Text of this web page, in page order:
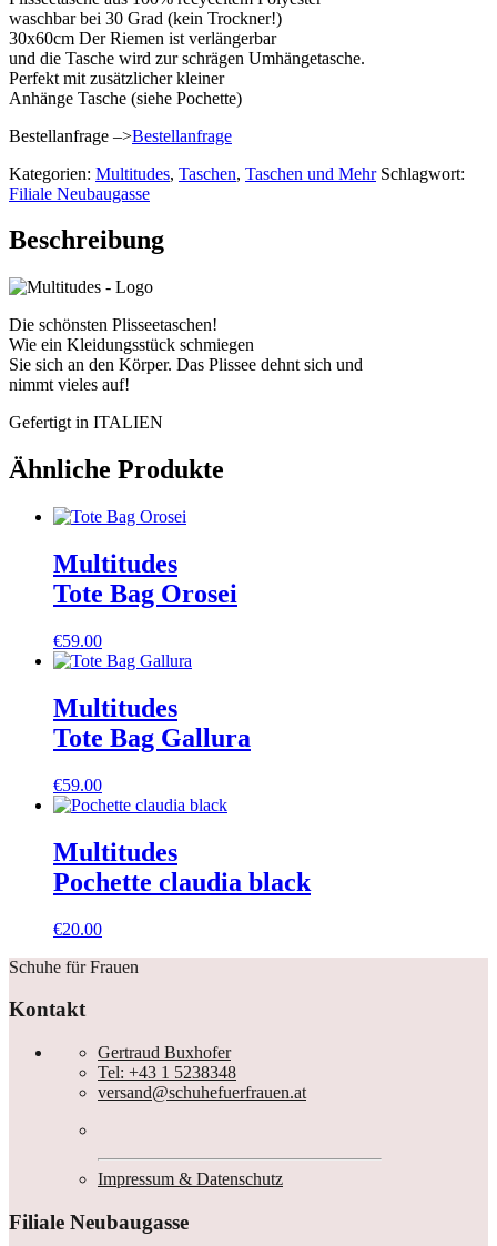
waschbar bei 30 Grad (kein Trockner!)
30x60cm Der Riemen ist verlängerbar
und die Tasche wird zur schrägen Umhängetasche.
Perfekt mit zusätzlicher kleiner
Anhänge Tasche (siehe Pochette)
Bestellanfrage –>Bestellanfrage
Kategorien: Multitudes, Taschen, Taschen und Mehr Schlagwort:
Filiale Neubaugasse
Beschreibung
Die schönsten Plisseetaschen!
Wie ein Kleidungsstück schmiegen
Sie sich an den Körper. Das Plissee dehnt sich und
nimmt vieles auf!
Gefertigt in ITALIEN
Ähnliche Produkte
Multitudes
Tote Bag Orosei
€59.00
Multitudes
Tote Bag Gallura
€59.00
Multitudes
Pochette claudia black
€20.00
Schuhe für Frauen
Kontakt
Gertraud Buxhofer
Tel: +43 1 5238348
versand@schuhefuerfrauen.at
Impressum & Datenschutz
Filiale Neubaugasse